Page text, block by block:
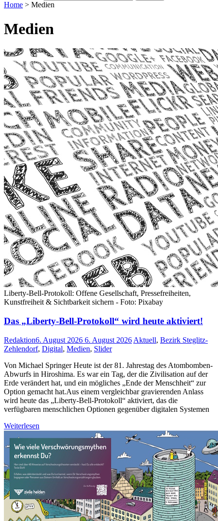
Home > Medien
Medien
Liberty-Bell-Protokoll: Offene Gesellschaft, Pressefreiheiten,
Kunstfreiheit & Sichtbarkeit sichern - Foto: Pixabay
Das „Liberty-Bell-Protokoll“ wird heute aktiviert!
Redaktion6. August 2026 6. August 2026 Aktuell, Bezirk Steglitz-
Zehlendorf, Digital, Medien, Slider
Von Michael Springer Heute ist der 81. Jahrestag des Atombomben-
Abwurfs in Hiroshima. Es war ein Tag, der die Zivilisation auf der
Erde verändert hat, und ein mögliches „Ende der Menschheit“ zur
Option gemacht hat.Aus einem vergleichbar gravierenden Anlass
wird heute das „Liberty-Bell-Protokoll“ aktiviert, das die
verfügbaren menschlichen Optionen gegenüber digitalen Systemen
Weiterlesen